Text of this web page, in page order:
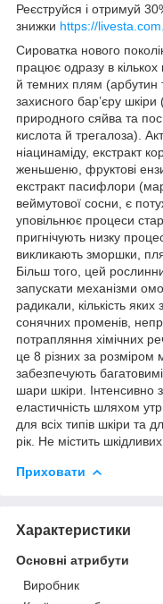
Реєструйся і отримуй
знижки https://
Сироватка нового
працює одразу в
й темних плям (арбутин
захисного бар’єру
природного сяйва та
кислота й трегалоза).
ніацинаміду, екстракт
женьшеню, фруктові
екстракт пасифлори
веймутової сосни, є
уповільнює процеси
пригнічують низку
викликають зморшки,
Більш того, цей
запускати механізми
радикали, кількість яких
сонячних променів,
потрапляння хімічних
це 8 різних за розміром
забезпечують
шари шкіри. Інтенсивно
еластичність шляхом
для всіх типів шкіри та
рік. Не містить
Приховати
Характеристики
Основні атрибути
Виробник